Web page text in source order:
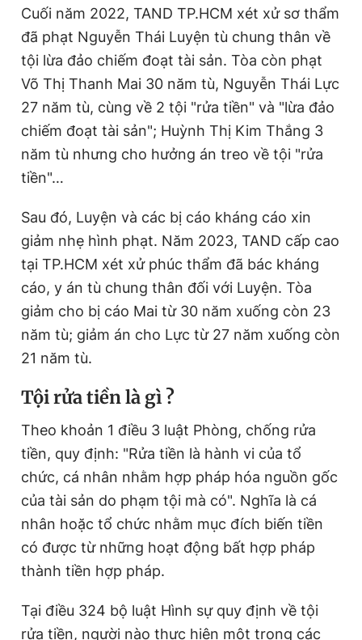
Cuối năm 2022, TAND TP.HCM xét xử sơ thẩm
đã phạt Nguyễn Thái Luyện tù chung thân về
tội lừa đảo chiếm đoạt tài sản. Tòa còn phạt
Võ Thị Thanh Mai 30 năm tù, Nguyễn Thái Lực
27 năm tù, cùng về 2 tội "rửa tiền" và "lừa đảo
chiếm đoạt tài sản"; Huỳnh Thị Kim Thắng 3
năm tù nhưng cho hưởng án treo về tội "rửa
tiền"…
Sau đó, Luyện và các bị cáo kháng cáo xin
giảm nhẹ hình phạt. Năm 2023, TAND cấp cao
tại TP.HCM xét xử phúc thẩm đã bác kháng
cáo, y án tù chung thân đối với Luyện. Tòa
giảm cho bị cáo Mai từ 30 năm xuống còn 23
năm tù; giảm án cho Lực từ 27 năm xuống còn
21 năm tù.
Tội rửa tiền là gì ?
Theo khoản 1 điều 3 luật Phòng, chống rửa
tiền, quy định: "Rửa tiền là hành vi của tổ
chức, cá nhân nhằm hợp pháp hóa nguồn gốc
của tài sản do phạm tội mà có". Nghĩa là cá
nhân hoặc tổ chức nhằm mục đích biến tiền
có được từ những hoạt động bất hợp pháp
thành tiền hợp pháp.
Tại điều 324 bộ luật Hình sự quy định về tội
rửa tiền, người nào thực hiện một trong các